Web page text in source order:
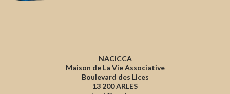
NACICCA
Maison de La Vie Associative
Boulevard des Lices
13 200 ARLES